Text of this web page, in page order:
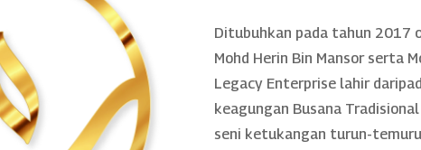
Ditubuhkan pada tahun 2017
Mohd Herin Bin Mansor serta
Legacy Enterprise lahir
keagungan Busana
seni ketukangan turun-